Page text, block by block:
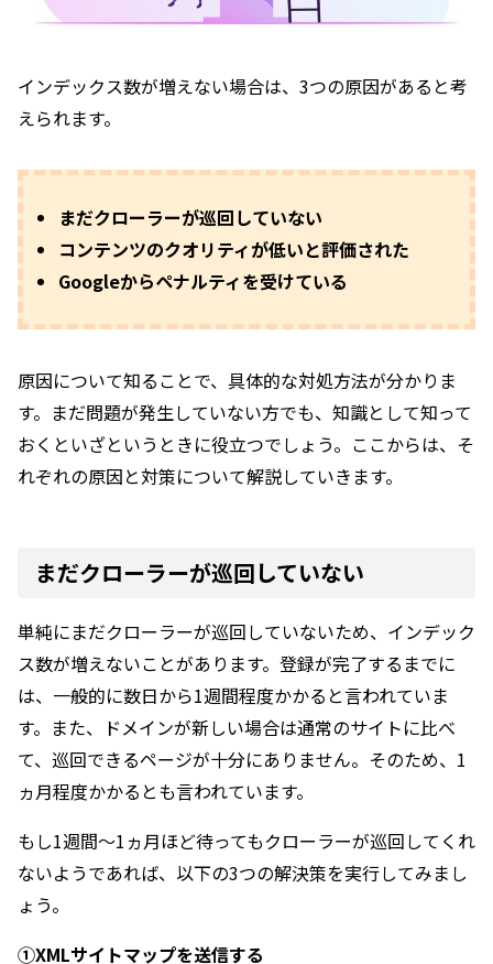
インデックス数が増えない場合は、3つの原因があると考
えられます。
まだクローラーが巡回していない
コンテンツのクオリティが低いと評価された
Googleからペナルティを受けている
原因について知ることで、具体的な対処方法が分かりま
す。まだ問題が発生していない方でも、知識として知って
おくといざというときに役立つでしょう。ここからは、そ
れぞれの原因と対策について解説していきます。
まだクローラーが巡回していない
単純にまだクローラーが巡回していないため、インデック
ス数が増えないことがあります。登録が完了するまでに
は、一般的に数日から1週間程度かかると言われていま
す。また、ドメインが新しい場合は通常のサイトに比べ
て、巡回できるページが十分にありません。そのため、1
ヵ月程度かかるとも言われています。
もし1週間〜1ヵ月ほど待ってもクローラーが巡回してくれ
ないようであれば、以下の3つの解決策を実行してみまし
ょう。
①XMLサイトマップを送信する